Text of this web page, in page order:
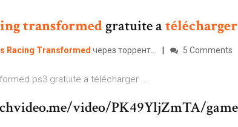
transformedgratuite atélécharger
Racing Transformed через торрент... 5 Comments
ps3 gratuite a télécharger ...
video/PK49YljZmTA/